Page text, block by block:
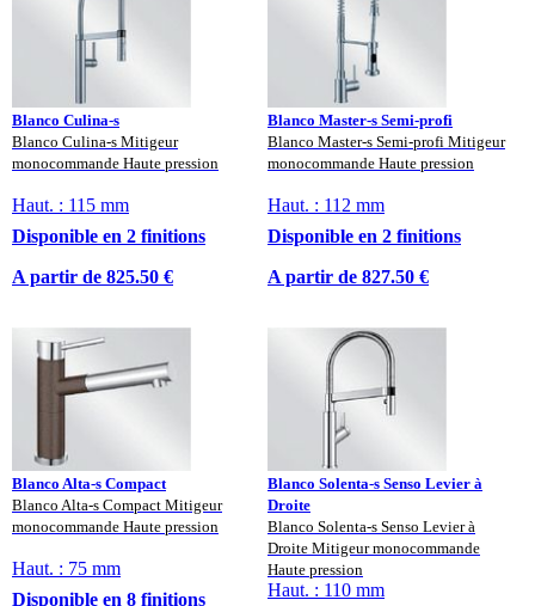
Blanco Culina-s
Blanco Culina-s Mitigeur
monocommande Haute pression
Haut. : 115 mm
Disponible en 2 finitions
A partir de 825.50 €
Blanco Master-s Semi-profi
Blanco Master-s Semi-profi Mitigeur
monocommande Haute pression
Haut. : 112 mm
Disponible en 2 finitions
A partir de 827.50 €
Blanco Alta-s Compact
Blanco Alta-s Compact Mitigeur
monocommande Haute pression
Haut. : 75 mm
Disponible en 8 finitions
Blanco Solenta-s Senso Levier à
Droite
Blanco Solenta-s Senso Levier à
Droite Mitigeur monocommande
Haute pression
Haut. : 110 mm